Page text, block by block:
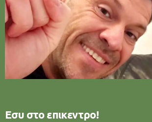
Εσυ στο επικεντρο!